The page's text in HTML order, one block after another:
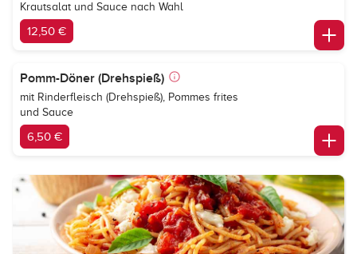
Krautsalat und Sauce nach Wahl
12,50 €
Pomm-Döner (Drehspieß)
mit Rinderfleisch (Drehspieß), Pommes frites
und Sauce
6,50 €